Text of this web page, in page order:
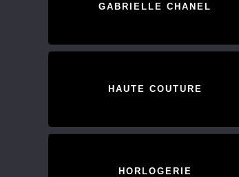
GABRIELLE CHANEL
HAUTE COUTURE
HORLOGERIE